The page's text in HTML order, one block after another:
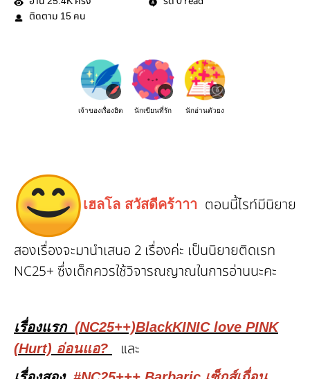
ติดตาม 15 คน
เจ้าของเรื่องฮิต นักเขียนที่รัก นักอ่านตัวยง
เฮลโล สวัสดีคร้าาา ตอนนี้ไรท์มีนิยาย
สองเรื่องจะมานำเสนอ 2 เรื่องค่ะ เป็นนิยายติดเรท
NC25+ ซึ่งเด็กควรใช้วิจารณญาณในการอ่านนะคะ
เรื่องแรก (NC25++)BlackKINIC love PINK
(Hurt) อ่อนแอ?
และ
เรื่องสอง #NC25+++ Barbaric เซ็กส์เถื่อน